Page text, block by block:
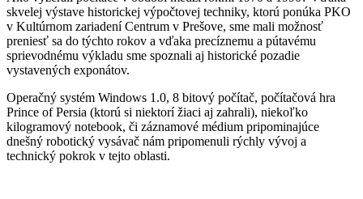
skvelej výstave historickej výpočtovej techniky, ktorú ponúka PKO
v Kultúrnom zariadení Centrum v Prešove, sme mali možnosť
preniesť sa do týchto rokov a vďaka precíznemu a pútavému
sprievodnému výkladu sme spoznali aj historické pozadie
vystavených exponátov.
Operačný systém Windows 1.0, 8 bitový počítač, počítačová hra
Prince of Persia (ktorú si niektorí žiaci aj zahrali), niekoľko
kilogramový notebook, či záznamové médium pripominajúce
dnešný robotický vysávač nám pripomenuli rýchly vývoj a
technický pokrok v tejto oblasti.